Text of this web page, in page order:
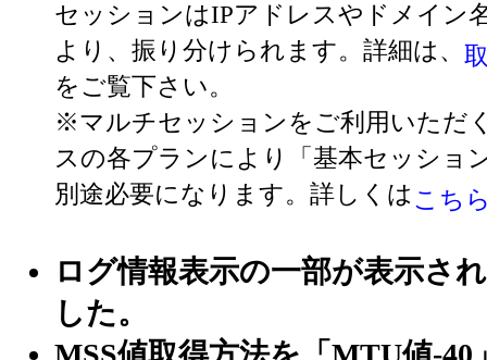
セッションはIPアドレスやドメイン
より、振り分けられます。詳細は、
をご覧下さい。
※マルチセッションをご利用いただ
スの各プランにより「基本セッショ
別途必要になります。詳しくは こち
ログ情報表示の一部が表示さ
した。